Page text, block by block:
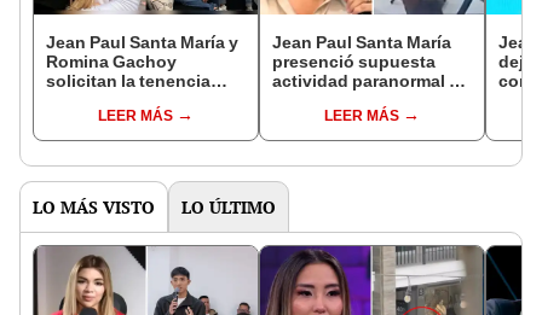
Jean Paul Santa María y
Romina Gachoy
solicitan la tenencia
de Angie Jibaja:
"Queremos estabilidad"
LEER MÁS
Jean Paul Santa María
presenció supuesta
actividad paranormal y
seguidores: “Sonó la
madera”
LEER MÁS
Jean
deja
LO MÁS VISTO LO ÚLTIMO